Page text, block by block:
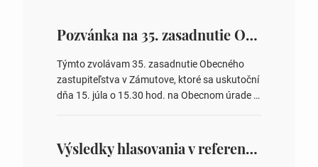
Pozvánka na 35. zasadnutie OZ v Zámutove
Týmto zvolávam 35. zasadnutie Obecného
zastupiteľstva v Zámutove, ktoré sa uskutoční
dňa 15. júla o 15.30 hod. na Obecnom úrade v
overovateľov zápisnice 3. Určenie volebných
obvodov pre voľby poslancov obecných
Výsledky hlasovania v referende 2026